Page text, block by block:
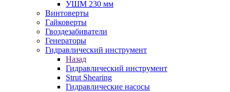
УШМ 230 мм
Винтоверты
Гайковерты
Гвоздезабиватели
Генераторы
Гидравлический инструмент
Назад
Гидравлический инструмент
Strut Shearing
Гидравлические насосы